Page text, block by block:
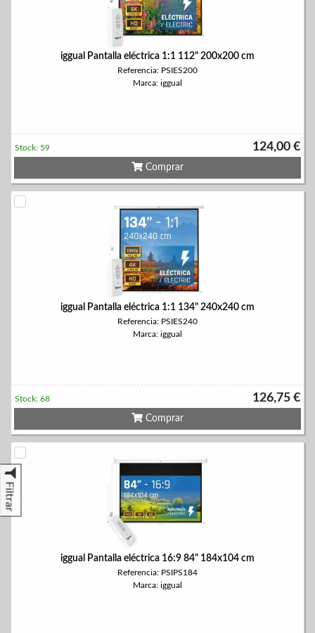
Filtrar
iggual Pantalla eléctrica 1:1 112" 200x200 cm
Referencia: PSIES200
Marca: iggual
124,00 €
Stock: 59
Comprar
iggual Pantalla eléctrica 1:1 134" 240x240 cm
Referencia: PSIES240
Marca: iggual
126,75 €
Stock: 68
Comprar
iggual Pantalla eléctrica 16:9 84" 184x104 cm
Referencia: PSIPS184
Marca: iggual